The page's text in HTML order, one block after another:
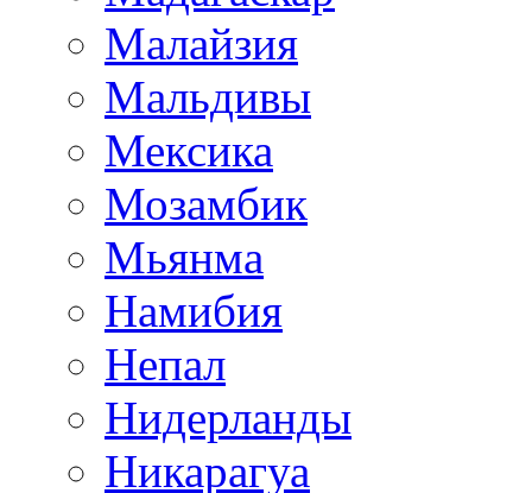
Малайзия
Мальдивы
Мексика
Мозамбик
Мьянма
Намибия
Непал
Нидерланды
Никарагуа